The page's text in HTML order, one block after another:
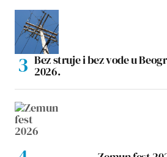
Bez struje i bez vode u
2026.